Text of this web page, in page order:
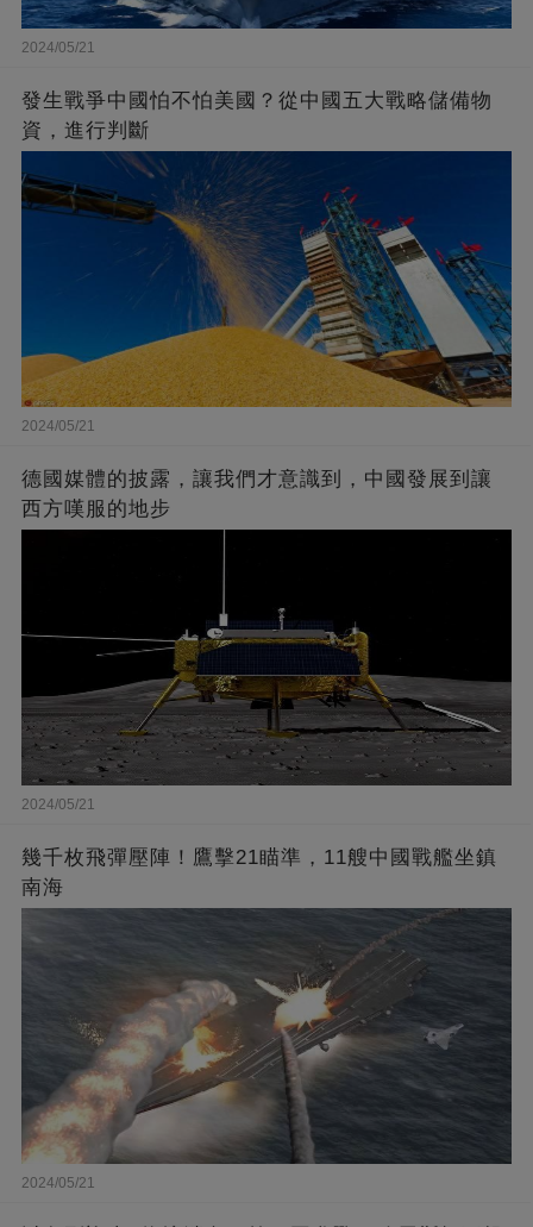
2024/05/21
發生戰爭中國怕不怕美國？從中國五大戰略儲備物
資，進行判斷
2024/05/21
德國媒體的披露，讓我們才意識到，中國發展到讓
西方嘆服的地步
2024/05/21
幾千枚飛彈壓陣！鷹擊21瞄準，11艘中國戰艦坐鎮
南海
2024/05/21